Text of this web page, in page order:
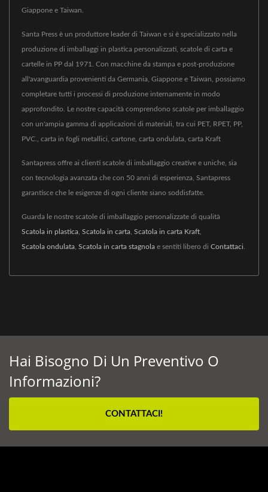
Giappone e Taiwan.
Santa Press è un produttore leader di Taiwan e si è specializzato nella
produzione di imballaggi in plastica personalizzati, scatole di carta e
cartelle in PP dal 1971. Con macchine da stampa e post-produzione
all'avanguardia provenienti da Germania, Giappone e Taiwan, possiamo
completare tutti i processi di produzione internamente in modo
approfondito. Le nostre capacità comprendono scatole per imballaggio
con un'ampia gamma di applicazioni di materiali, tra cui PET, RPET, PP,
PVC., carta in fogli metallici, cartone, carta ondulata, carta Kraft
Santapress offre ai clienti scatole di imballaggio creative e uniche, sia
con tecnologia avanzata che con 50 anni di esperienza, Santapress
garantisce che le esigenze di ogni cliente siano soddisfatte.
Guarda le nostre scatole di imballaggio personalizzate di qualità
Scatola in plastica Scatola in carta Scatola in carta Kraft
Scatola ondulata Scatola in carta stagnola e sentiti libero di Contattaci
Hai Bisogno Di Un Preventivo O
Informazioni?
CONTATTACI!